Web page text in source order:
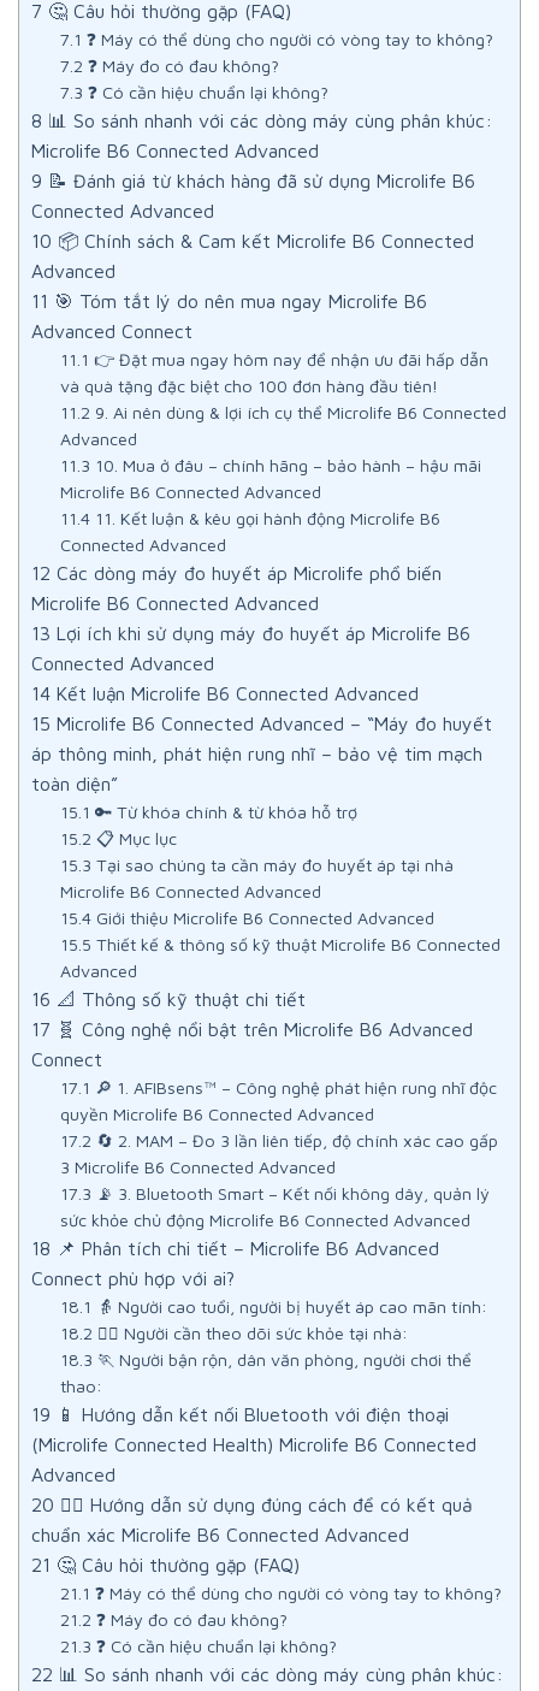
7 🤔 Câu hỏi thường gặp (FAQ)
7.1 ❓ Máy có thể dùng cho người có vòng tay to không?
7.2 ❓ Máy đo có đau không?
7.3 ❓ Có cần hiệu chuẩn lại không?
8 📊 So sánh nhanh với các dòng máy cùng phân khúc:
Microlife B6 Connected Advanced
9 📝 Đánh giá từ khách hàng đã sử dụng Microlife B6
Connected Advanced
10 📦 Chính sách & Cam kết Microlife B6 Connected
Advanced
11 🎯 Tóm tắt lý do nên mua ngay Microlife B6
Advanced Connect
11.1 👉 Đặt mua ngay hôm nay để nhận ưu đãi hấp dẫn
và quà tặng đặc biệt cho 100 đơn hàng đầu tiên!
11.2 9. Ai nên dùng & lợi ích cụ thể Microlife B6 Connected
Advanced
11.3 10. Mua ở đâu – chính hãng – bảo hành – hậu mãi
Microlife B6 Connected Advanced
11.411. Kết luận & kêu gọi hành động Microlife B6
Connected Advanced
12 Các dòng máy đo huyết áp Microlife phổ biến
Microlife B6 Connected Advanced
13 Lợi ích khi sử dụng máy đo huyết áp Microlife B6
Connected Advanced
14 Kết luận Microlife B6 Connected Advanced
15 Microlife B6 Connected Advanced – “Máy đo huyết
áp thông minh, phát hiện rung nhĩ – bảo vệ tim mạch
toàn diện”
15.1 🔑 Từ khóa chính & từ khóa hỗ trợ
15.2 📋 Mục lục
15.3 Tại sao chúng ta cần máy đo huyết áp tại nhà
Microlife B6 Connected Advanced
15.4Giới thiệu Microlife B6 Connected Advanced
15.5 Thiết kế & thông số kỹ thuật Microlife B6 Connected
Advanced
16 📐 Thông số kỹ thuật chi tiết
17 🧬 Công nghệ nổi bật trên Microlife B6 Advanced
Connect
17.1 🔎 1. AFIBsens™ – Công nghệ phát hiện rung nhĩ độc
quyền Microlife B6 Connected Advanced
17.2 🔄 2. MAM – Đo 3 lần liên tiếp, độ chính xác cao gấp
3 Microlife B6 Connected Advanced
17.3 📡 3. Bluetooth Smart – Kết nối không dây, quản lý
sức khỏe chủ động Microlife B6 Connected Advanced
18 📌 Phân tích chi tiết – Microlife B6 Advanced
Connect phù hợp với ai?
18.1 👵 Người cao tuổi, người bị huyết áp cao mãn tính:
18.2 🧑‍⚕️ Người cần theo dõi sức khỏe tại nhà:
18.3 🏃 Người bận rộn, dân văn phòng, người chơi thể
thao:
19 📱 Hướng dẫn kết nối Bluetooth với điện thoại
(Microlife Connected Health) Microlife B6 Connected
Advanced
20 🧑‍⚕️ Hướng dẫn sử dụng đúng cách để có kết quả
chuẩn xác Microlife B6 Connected Advanced
21 🤔 Câu hỏi thường gặp (FAQ)
21.1 ❓ Máy có thể dùng cho người có vòng tay to không?
21.2 ❓ Máy đo có đau không?
21.3 ❓ Có cần hiệu chuẩn lại không?
22 📊 So sánh nhanh với các dòng máy cùng phân khúc: